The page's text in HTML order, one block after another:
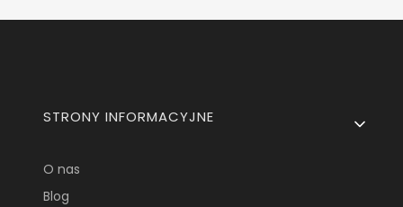
Linki w stopce
STRONY INFORMACYJNE
O nas
Blog